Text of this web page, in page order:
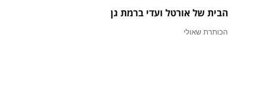
הבית של אורטל ועדי ברמת גן
הכותרת שאולי